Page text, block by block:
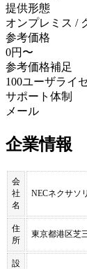
提供形態
オンプレミス /
参考価格
0円〜
参考価格補足
100ユーザライ
サポート体制
メール
企業情報
会
社
名
NECネクサソ
住
所
東京都港区芝
設